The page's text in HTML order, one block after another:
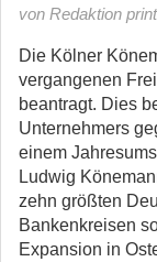
von Redaktion
Die Kölner
vergangenen
beantragt. Dies
Unternehmers
einem
Ludwig
zehn größten
Bankenkreisen
Expansion in